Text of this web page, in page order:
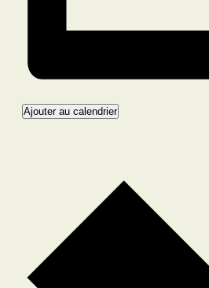
Ajouter au calendrier